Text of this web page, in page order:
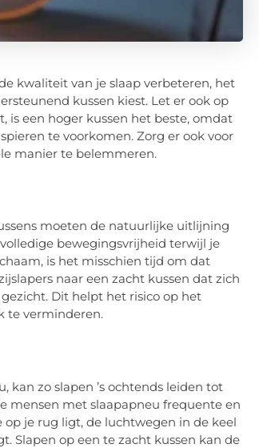
kwaliteit van je slaap verbeteren, het
kussen kiest. Let er ook op
is een hoger kussen het beste, omdat
te voorkomen. Zorg er ook voor
manier te belemmeren.
moeten de natuurlijke uitlijning
bewegingsvrijheid terwijl je
is het misschien tijd om dat
naar een zacht kussen dat zich
Dit helpt het risico op het
te verminderen.
kan zo slapen ’s ochtends leiden tot
mensen met slaapapneu frequente en
je rug ligt, de luchtwegen in de keel
Slapen op een te zacht kussen kan de